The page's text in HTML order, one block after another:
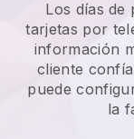
Los días de
tarjetas por
información
cliente
puede
la